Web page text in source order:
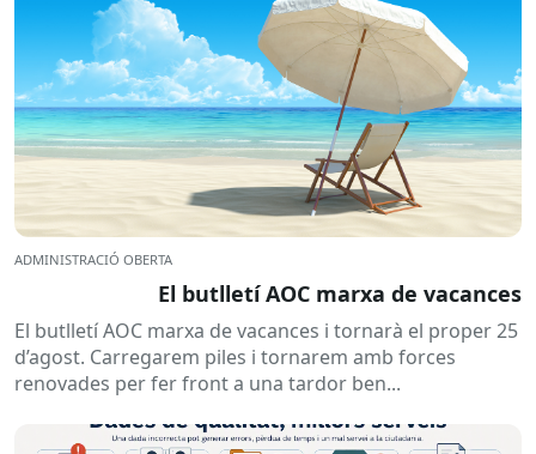
ADMINISTRACIÓ OBERTA
El butlletí AOC marxa de vacances
El butlletí AOC marxa de vacances i tornarà el proper 25
d’agost. Carregarem piles i tornarem amb forces
renovades per fer front a una tardor ben...